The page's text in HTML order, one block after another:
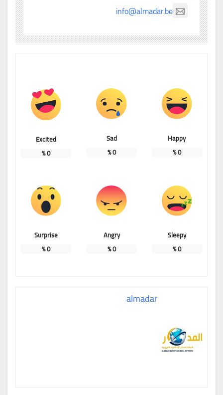
info@almadar.be
Happy
0
%
Sad
0
%
Excited
0
%
Sleepy
0
%
Angry
0
%
Surprise
0
%
almadar